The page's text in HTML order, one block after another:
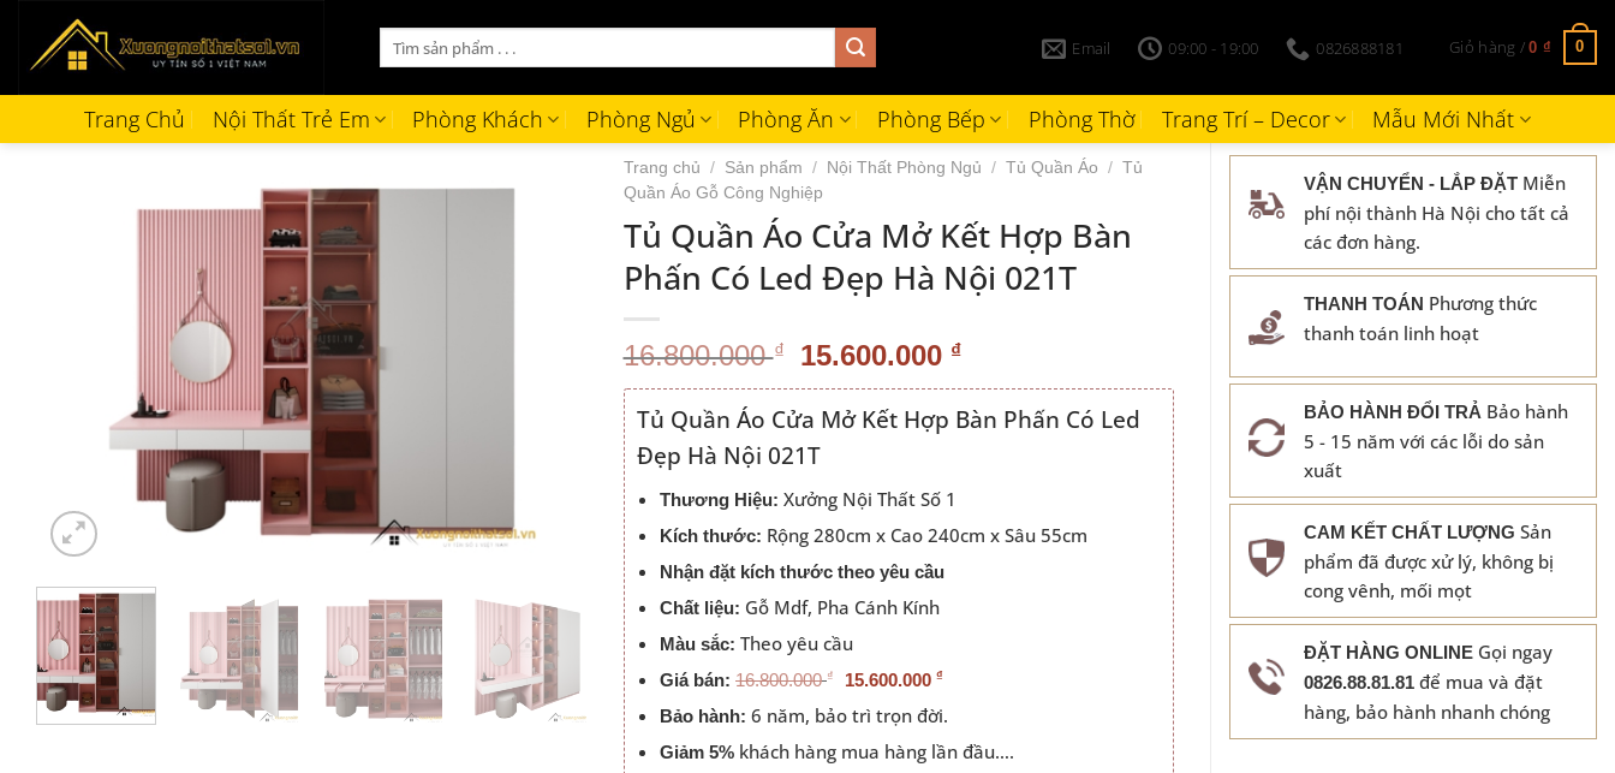
Tìm
kiếm:
Email 09:00 - 19:00 0826888181 Giỏ hàng /0 ₫ 0
Trang Chủ Nội Thất Trẻ Em Phòng Khách Phòng Ngủ Phòng Ăn Phòng Bếp Phòng Thờ Trang Trí – Decor Mẫu Mới Nhất
VẬN CHUYỂN - LẮP ĐẶT Miễn
phí nội thành Hà Nội cho tất cả
các đơn hàng.
THANH TOÁN Phương thức
thanh toán linh hoạt
BẢO HÀNH ĐỔI TRẢ Bảo hành
5 - 15 năm với các lỗi do sản
xuất
CAM KẾT CHẤT LƯỢNG Sản
phẩm đã được xử lý, không bị
cong vênh, mối mọt
ĐẶT HÀNG ONLINE Gọi ngay
0826.88.81.81 để mua và đặt
hàng, bảo hành nhanh chóng
Trang chủ / Sản phẩm / Nội Thất Phòng Ngủ / Tủ Quần Áo / Tủ
Quần Áo Gỗ Công Nghiệp
Tủ Quần Áo Cửa Mở Kết Hợp Bàn
Phấn Có Led Đẹp Hà Nội 021T
16.800.000₫ Giá
gốc
là:
16.800.000 ₫.
15.600.000 ₫Giá
hiện
tại
là:
Tủ Quần Áo Cửa Mở Kết Hợp Bàn Phấn Có Led
Đẹp Hà Nội 021T
Thương Hiệu: Xưởng Nội Thất Số 1
Kích thước: Rộng 280cm x Cao 240cm x Sâu 55cm
Nhận đặt kích thước theo yêu cầu
Chất liệu: Gỗ Mdf, Pha Cánh Kính
Màu sắc: Theo yêu cầu
Giá bán: 16.800.000 ₫ 15.600.000 ₫
Bảo hành: 6 năm, bảo trì trọn đời.
Giảm 5% khách hàng mua hàng lần đầu….